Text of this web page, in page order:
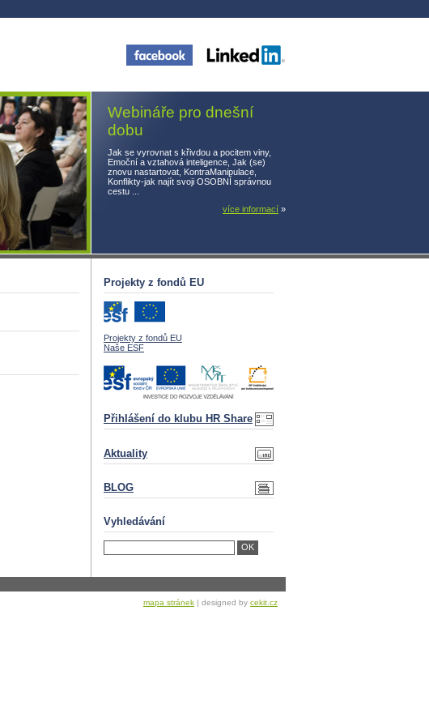
Webináře pro dnešní
dobu
Jak se vyrovnat s křivdou a pocitem viny,
Emoční a vztahová inteligence, Jak (se)
znovu nastartovat, KontraManipulace,
Konflikty-jak najít svoji OSOBNÍ správnou
cestu ...
více informací »
Projekty z fondů EU
Projekty z fondů EU
Naše ESF
Přihlášení do klubu HR Share
Aktuality
BLOG
Vyhledávání
mapa stránek | designed by cekit.cz